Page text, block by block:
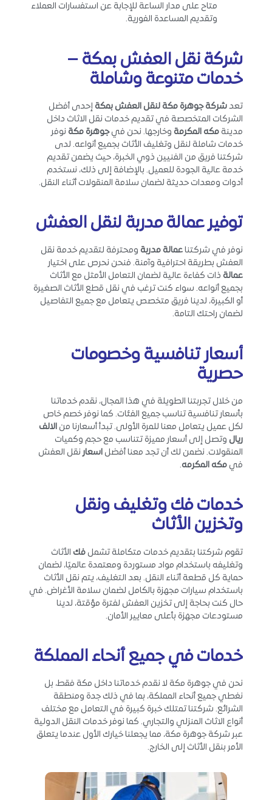
متاح على مدار الساعة للإجابة عن استفسارات العملاء
وتقديم المساعدة الفورية.
شركة نقل العفش بمكة –
خدمات متنوعة وشاملة
تعدشركة جوهرة مكة لنقل العفش بمكة إحدى أفضل
الشركات المتخصصة في تقديم خدمات نقل الاثاث داخل
مدينة مكه المكرمة وخارجها. نحن فيجوهرة مكة نوفر
خدمات شاملة لنقل وتغليف الأثاث بجميع أنواعه. لدى
شركتنا فريق من الفنيين ذوي الخبرة، حيث يضمن تقديم
خدمة عالية الجودة للعميل. بالإضافة إلى ذلك، نستخدم
أدوات ومعدات حديثة لضمان سلامة المنقولات أثناء النقل.
توفير عمالةمدربة لنقل العفش
نوفر في شركتناعمالة مدربة ومحترفة لتقديم خدمة نقل
العفش بطريقة احترافية وآمنة. فنحن نحرص على اختيار
عمالة ذات كفاءة عالية لضمان التعامل الأمثل مع الأثاث
بجميع أنواعه. سواء كنت ترغب في نقل قطع الأثاث الصغيرة
أو الكبيرة، لدينا فريق متخصص يتعامل مع جميع التفاصيل
لضمان راحتك التامة.
أسعار تنافسية وخصومات
حصرية
من خلال تجربتنا الطويلة في هذا المجال، نقدم خدماتنا
بأسعار تنافسية تناسب جميع الفئات. كما نوفر خصم خاص
لكل عميل يتعامل معنا للمرة الأولى. تبدأ أسعارنا من الالف
ريال وتصل إلى أسعار مميزة تتناسب مع حجم وكميات
المنقولات. نضمن لك أن تجد معنا أفضل اسعار نقل العفش
في مكه المكرمه.
خدمات فك وتغليف ونقل
وتخزين الأثاث
تقوم شركتنا بتقديم خدمات متكاملة تشمل فك الأثاث
وتغليفه باستخدام مواد مستوردة ومعتمدة عالميًا، لضمان
حماية كل قطعة أثناء النقل. بعد التغليف، يتم نقل الأثاث
باستخدام سيارات مجهزة بالكامل لضمان سلامة الأغراض. في
حال كنت بحاجة إلى تخزين العفش لفترة مؤقتة، لدينا
مستودعات مجهزة بأعلى معايير الأمان.
خدمات فيجميع أنحاء المملكة
نحن في جوهرة مكة لا نقدم خدماتنا داخل مكة فقط، بل
نغطي جميع أنحاء المملكة، بما في ذلك جدة ومنطقة
الشرائع. شركتنا تمتلك خبرة كبيرة في التعامل مع مختلف
أنواع الاثاث المنزلي والتجاري. كما نوفر خدمات النقل الدولية
عبر شركة جوهرة مكة، مما يجعلنا خيارك الأول عندما يتعلق
الأمر بنقل الأثاث إلى الخارج.